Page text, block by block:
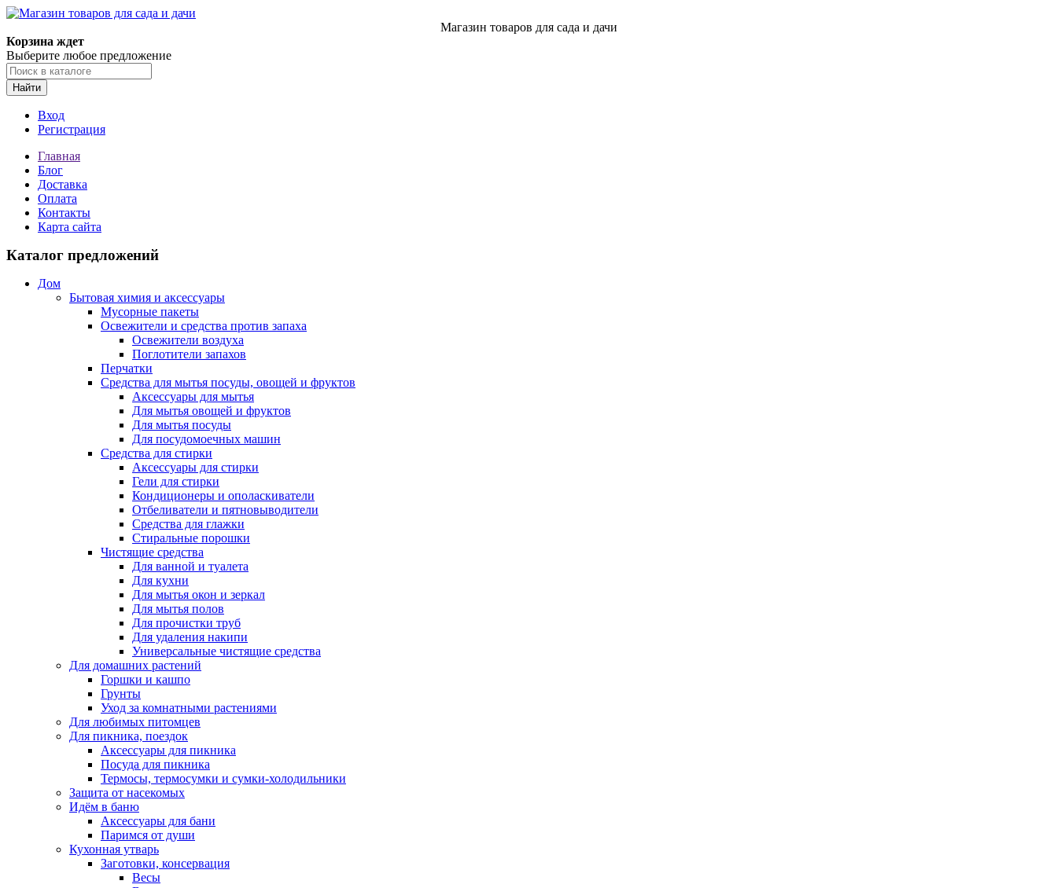
Магазин товаров для сада и дачи
Корзина ждет
Выберите любое предложение
Найти
Вход
Регистрация
Главная
Блог
Доставка
Оплата
Контакты
Карта сайта
Каталог предложений
Дом
Бытовая химия и аксессуары
Мусорные пакеты
Освежители и средства против запаха
Освежители воздуха
Поглотители запахов
Перчатки
Средства для мытья посуды, овощей и фруктов
Аксессуары для мытья
Для мытья овощей и фруктов
Для мытья посуды
Для посудомоечных машин
Средства для стирки
Аксессуары для стирки
Гели для стирки
Кондиционеры и ополаскиватели
Отбеливатели и пятновыводители
Средства для глажки
Стиральные порошки
Чистящие средства
Для ванной и туалета
Для кухни
Для мытья окон и зеркал
Для мытья полов
Для прочистки труб
Для удаления накипи
Универсальные чистящие средства
Для домашних растений
Горшки и кашпо
Грунты
Уход за комнатными растениями
Для любимых питомцев
Для пикника, поездок
Аксессуары для пикника
Посуда для пикника
Термосы, термосумки и сумки-холодильники
Защита от насекомых
Идём в баню
Аксессуары для бани
Паримся от души
Кухонная утварь
Заготовки, консервация
Весы